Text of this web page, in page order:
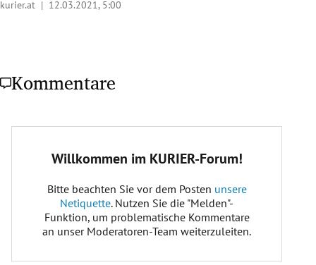
kurier.at | 12.03.2021, 5:00
Kommentare